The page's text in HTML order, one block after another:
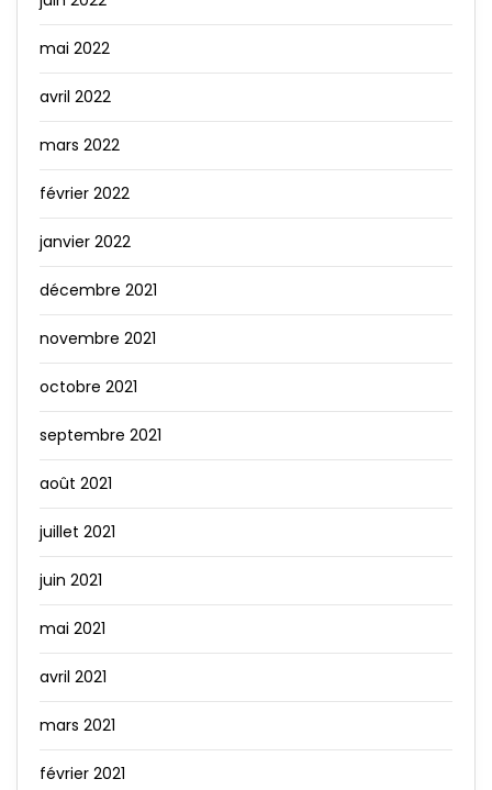
mai 2022
avril 2022
mars 2022
février 2022
janvier 2022
décembre 2021
novembre 2021
octobre 2021
septembre 2021
août 2021
juillet 2021
juin 2021
mai 2021
avril 2021
mars 2021
février 2021